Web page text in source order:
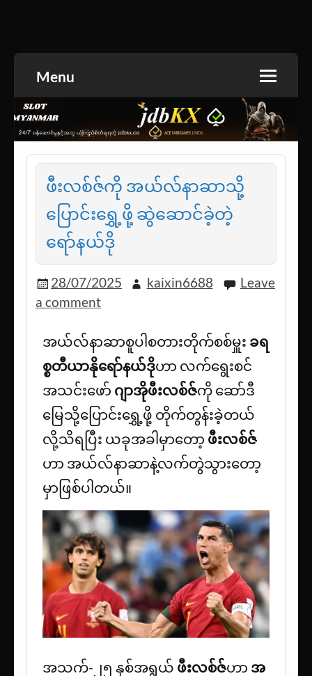
ဝတ္ထုတို
Menu
ဖီးလစ်ဇ်ကို အယ်လ်နာဆာသို့
ပြောင်းရွှေ့ဖို့ ဆွဲဆောင်ခဲ့တဲ့
ရော်နယ်ဒို
28/07/2025 kaixin6688
Leave
a comment
အယ်လ်နာဆာစူပါစတားတိုက်စစ်မှူး ခရ
စ္စတီယာနိုရော်နယ်ဒိုဟာ လက်ရွေးစင်
အသင်းဖော် ဂျာအိုဖီးလစ်ဇ်ကို ဆော်ဒီ
မြေသို့ပြောင်းရွှေ့ဖို့ တိုက်တွန်းခဲ့တယ်
လို့သိရပြီး ယခုအခါမှာတော့ ဖီးလစ်ဇ်
ဟာ အယ်လ်နာဆာနဲ့လက်တွဲသွားတော့
မှာဖြစ်ပါတယ်။
အသက်-၂၅ နှစ်အရွယ် ဖီးလစ်ဇ်ဟာ အ